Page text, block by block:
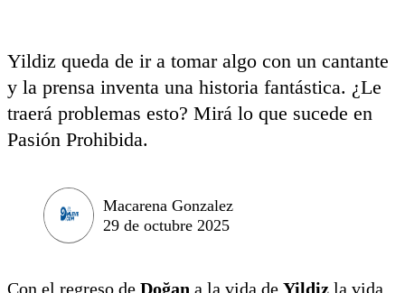
Yildiz queda de ir a tomar algo con un cantante
y la prensa inventa una historia fantástica. ¿Le
traerá problemas esto? Mirá lo que sucede en
Pasión Prohibida.
Macarena Gonzalez
29 de octubre 2025
Con el regreso de Doğan a la vida de Yildiz la vida